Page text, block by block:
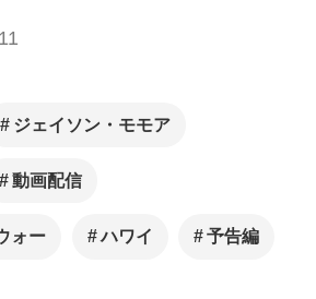
ジェイソン・モモア
動画配信
ォー ハワイ 予告編